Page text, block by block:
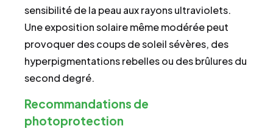
sensibilité de la peau aux rayons ultraviolets.
Une exposition solaire même modérée peut
provoquer des coups de soleil sévères, des
hyperpigmentations rebelles ou des brûlures du
second degré.
Recommandations de
photoprotection